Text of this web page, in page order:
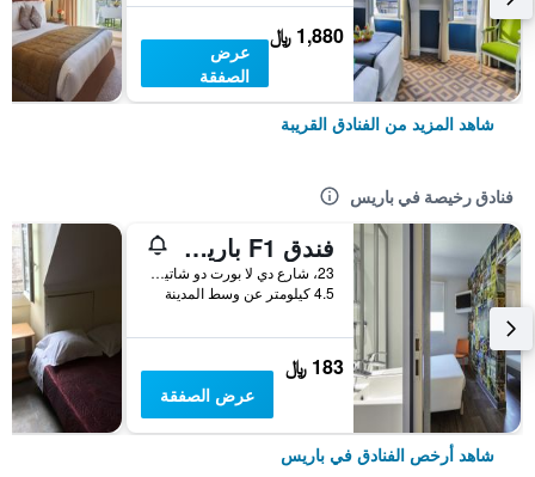
1,880 ﷼
عرض
الصفقة
شاهد المزيد من الفنادق القريبة
فنادق رخيصة في باريس
فندق F1 باريس بورت دو شاتيلون
23، شارع دي لا بورت دو شاتيلون, باريس, فرنسا
4.5 كيلومتر عن وسط المدينة
183 ﷼
عرض الصفقة
شاهد أرخص الفنادق في باريس